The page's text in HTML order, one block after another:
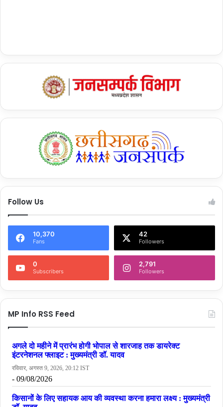
Forest Department
Gajraj Corps
India China Border
Massive Jungle Fire
massive wildfire
Sagkyur village
Sashastra Seema Bal (SSB)
Tawang Brigade
Tawang Chu river belt
Tawang district
villages
तवांग चू नदी क्षेत्र में आग
तवांग जिला भारत चीन सीमा भारतीय सेना
Follow Us
10,370
Fans
42
Followers
0
Subscribers
2,791
Followers
MP Info RSS Feed